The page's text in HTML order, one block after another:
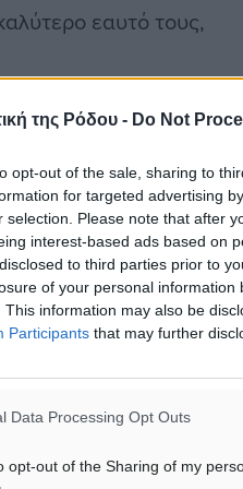
της Ρόδου - Do Not
opt-out of the sale, sharing to
for targeted advertising
selection. Please note that after
interest-based ads based on
to third parties prior to
of your personal information
This information may also be
Participants that may further
Data Processing Opt Outs
opt-out of the Sharing of my
εαυτό τους,
Χρονομέτρησης.
η Ελένη Κασκάνη
του Ροδήλιου και
Ελλάδας αναδείχθηκε
Σαρρή (Α.Σ. Αγίας
(Κρόνος Νικαίας) να
Dstny) είναι ο νέος
Λιανόπουλο και τρίτο